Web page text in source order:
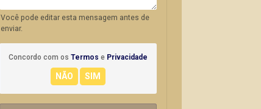
Você pode editar esta mensagem antes de
enviar.
Concordo com os Termos e Privacidade